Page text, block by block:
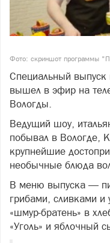
Фото: скриншот программы
Специальный
вышел в эфир на
Вологды.
Ведущий шоу,
побывал в Вологде,
крупнейшие
необычные блюда
В меню выпуска —
грибами, сливками
«шмур-братень» в
«Уголь» и яблочный